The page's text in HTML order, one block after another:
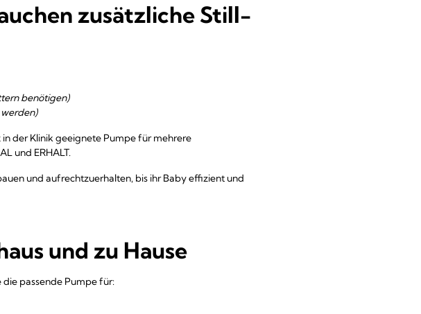
zusätzliche Still-
benötigen)
der Klinik geeignete Pumpe für mehrere
und ERHALT.
und aufrechtzuerhalten, bis ihr Baby effizient und
und zu Hause
passende Pumpe für: